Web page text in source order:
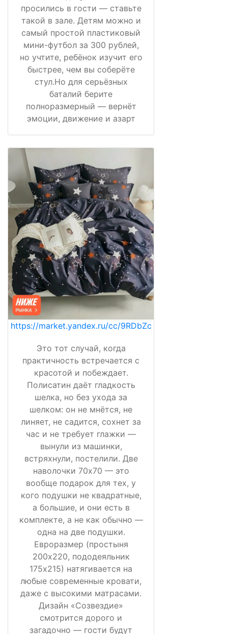
просились в гости — ставьте
такой в зале. Детям можно и
самый простой пластиковый
мини-футбол за 300 рублей,
но учтите, ребёнок изучит его
быстрее, чем вы соберёте
стул.Но для серьёзных
баталий берите
полноразмерный — вернёт
эмоции, движение и азарт
https://market.yandex.ru/cc/9RDbZc
Это тот случай, когда
практичность встречается с
красотой и побеждает.
Полисатин даёт гладкость
шелка, но без ухода за
шелком: он не мнётся, не
линяет, не садится, сохнет за
час и не требует глажки —
вынули из машинки,
встряхнули, постелили. Две
наволочки 70х70 — это
вообще подарок для тех, у
кого подушки не квадратные,
а большие, и они есть в
комплекте, а не как обычно —
одна на две подушки.
Евроразмер (простыня
200х220, пододеяльник
175х215) натягивается на
любые современные кровати,
даже с высокими матрасами.
Дизайн «Созвездие»
смотрится дорого и
загадочно — гости будут